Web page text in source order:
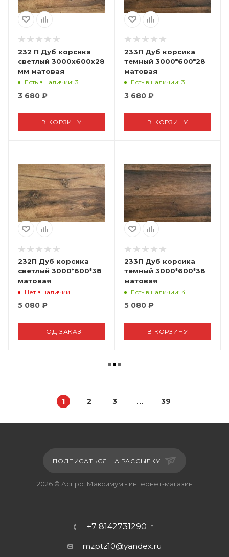
232 П Дуб корсика
светлый 3000х600х28
мм матовая
Есть в наличии: 3
3 680 ₽
В КОРЗИНУ
233П Дуб корсика
темный 3000*600*28
матовая
Есть в наличии: 3
3 680₽
В КОРЗИНУ
232П Дуб корсика
светлый 3000*600*38
матовая
Нет в наличии
5 080 ₽
ПОД ЗАКАЗ
233П Дуб корсика
темный 3000*600*38
матовая
Есть в наличии: 4
5 080₽
В КОРЗИНУ
1 2 3 39
ПОДПИСАТЬСЯ НА РАССЫЛКУ
2026 © Аспро: Максимум - интернет-магазин
+7 8142731290
mzptz10@yandex.ru